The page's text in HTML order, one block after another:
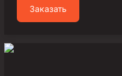
Фрезеры торцевые с
заводным зубом
Заказать